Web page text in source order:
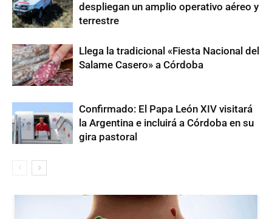
despliegan un amplio operativo aéreo y
terrestre
Llega la tradicional «Fiesta Nacional del
Salame Casero» a Córdoba
Confirmado: El Papa León XIV visitará
la Argentina e incluirá a Córdoba en su
gira pastoral